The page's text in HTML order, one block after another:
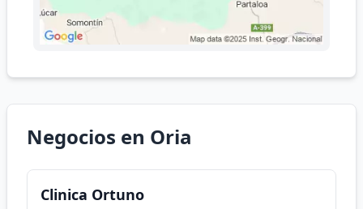
Negocios en Oria
Clinica Ortuno